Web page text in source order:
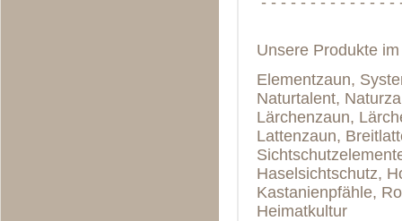
Unsere Produkte
Elementzaun,
Naturtalent,
Lärchenzaun,
Lattenzaun,
Haselsichtschutz,
Kastanienpfähle,
Heimatkultur